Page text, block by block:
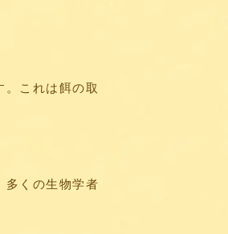
これは餌の取
多くの生物学者